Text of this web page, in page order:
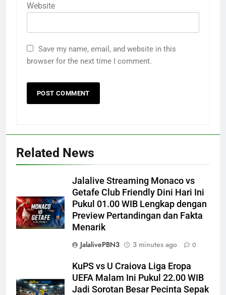
Website
Save my name, email, and website in this
browser for the next time I comment.
Related News
Jalalive Streaming Monaco vs
Getafe Club Friendly Dini Hari Ini
Pukul 01.00 WIB Lengkap dengan
Preview Pertandingan dan Fakta
Menarik
JalalivePBN3
3 minutes ago 0
KuPS vs U Craiova Liga Eropa
UEFA Malam Ini Pukul 22.00 WIB
Jadi Sorotan Besar Pecinta Sepak